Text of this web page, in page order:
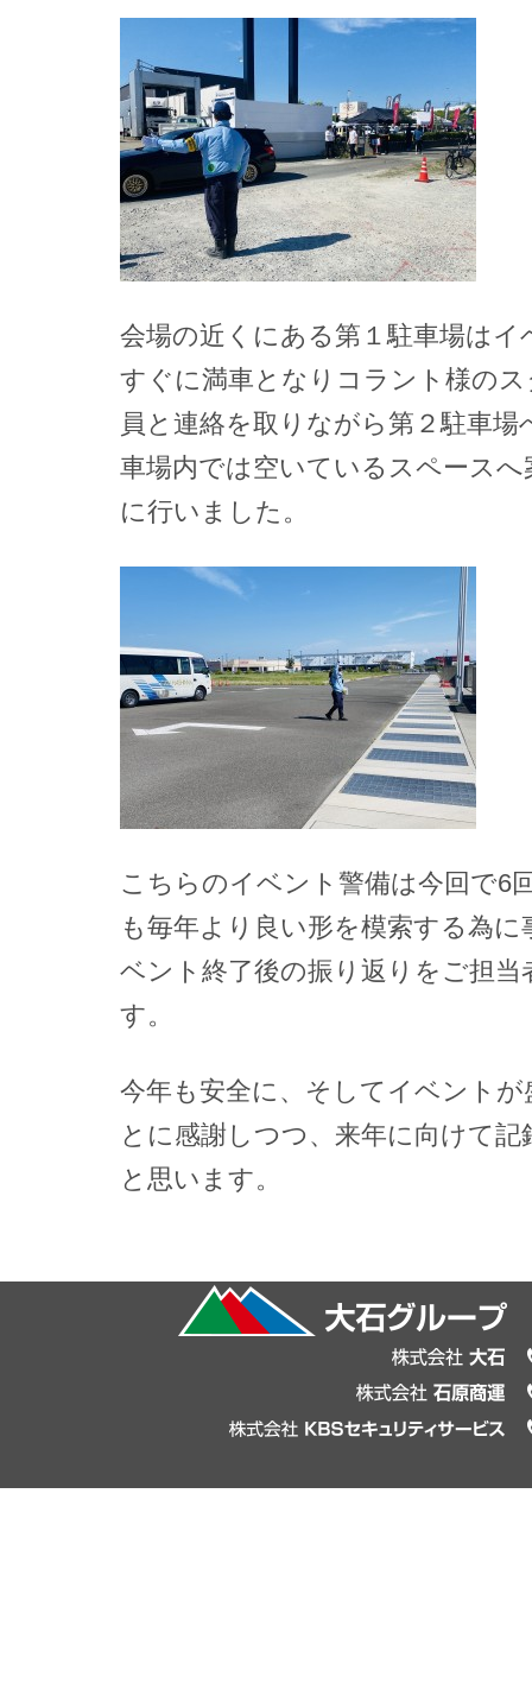
会場の近くにある第１駐車場はイ
すぐに満車となりコラント様の
員と連絡を取りながら第２駐車場
車場内では空いているスペース
に行いました。
こちらのイベント警備は今回で6
も毎年より良い形を模索する為
ベント終了後の振り返りをご担
す。
今年も安全に、そしてイベント
とに感謝しつつ、来年に向けて
と思います。